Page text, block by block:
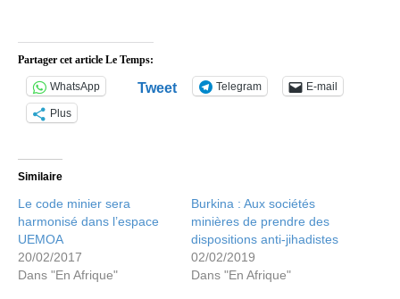
Partager cet article Le Temps:
WhatsApp Tweet Telegram E-mail
Plus
Similaire
Le code minier sera
harmonisé dans l’espace
UEMOA
20/02/2017
Dans "En Afrique"
Burkina : Aux sociétés
minières de prendre des
dispositions anti-jihadistes
02/02/2019
Dans "En Afrique"